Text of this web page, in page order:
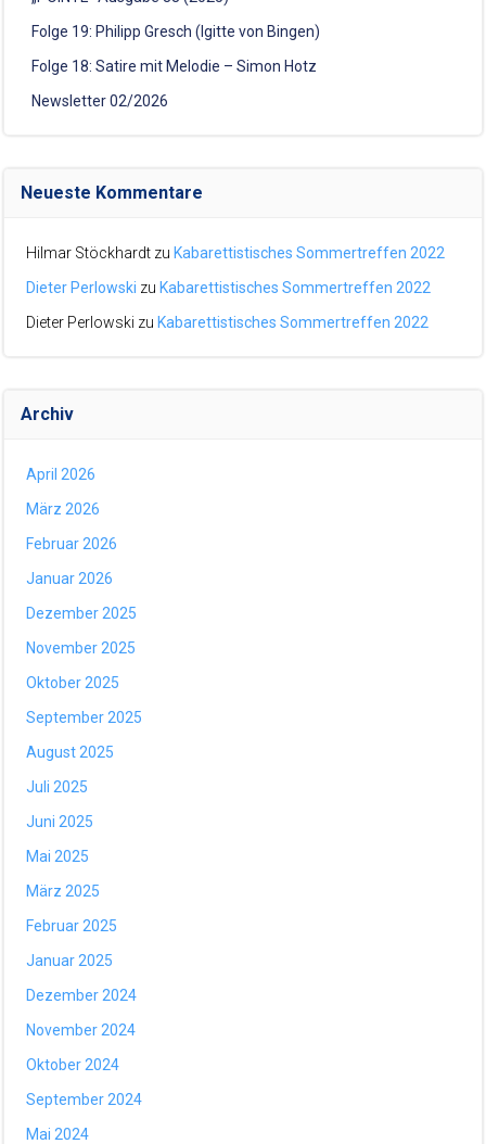
Folge 19: Philipp Gresch (Igitte von Bingen)
Folge 18: Satire mit Melodie – Simon Hotz
Newsletter 02/2026
Neueste Kommentare
Hilmar Stöckhardt zu Kabarettistisches Sommertreffen 2022
Dieter Perlowski zu Kabarettistisches Sommertreffen 2022
Dieter Perlowski zu Kabarettistisches Sommertreffen 2022
Archiv
April 2026
März 2026
Februar 2026
Januar 2026
Dezember 2025
November 2025
Oktober 2025
September 2025
August 2025
Juli 2025
Juni 2025
Mai 2025
März 2025
Februar 2025
Januar 2025
Dezember 2024
November 2024
Oktober 2024
September 2024
Mai 2024